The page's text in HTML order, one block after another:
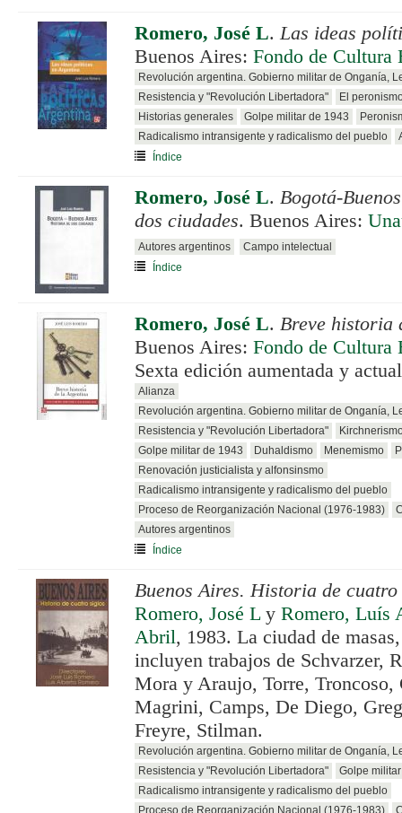
Romero, José L.Las ideas
Buenos Aires: Fondo de Cultura
Revolución argentina. Gobierno militar de Onganía,
Resistencia y "Revolución Libertadora"
El
Historias generales
Golpe militar de 1943
Radicalismo intransigente y radicalismo del pueblo
Índice
Romero, José L. Bogotá-
dos ciudades. Buenos Aires:
Autores argentinos
Campo intelectual
Índice
Romero, José L. Breve historia
Buenos Aires: Fondo de Cultura
Sexta edición aumentada y
Alianza
Revolución argentina. Gobierno militar de Onganía,
Resistencia y "Revolución Libertadora"
Golpe militar de 1943
Duhaldismo Menemismo
Renovación justicialista y alfonsinsmo
Radicalismo intransigente y radicalismo del pueblo
Proceso de Reorganización Nacional (1976-1983)
Autores argentinos
Índice
Buenos Aires. Historia de
Romero, José Ly Romero, Luís
Abril, 1983. La ciudad de
incluyen trabajos de Schvarzer,
Mora y Araujo, Torre, Troncoso,
Magrini, Camps, De Diego,
Freyre, Stilman.
Revolución argentina. Gobierno militar de Onganía,
Resistencia y "Revolución Libertadora"
Golpe
Radicalismo intransigente y radicalismo del pueblo
Proceso de Reorganización Nacional (1976-1983)